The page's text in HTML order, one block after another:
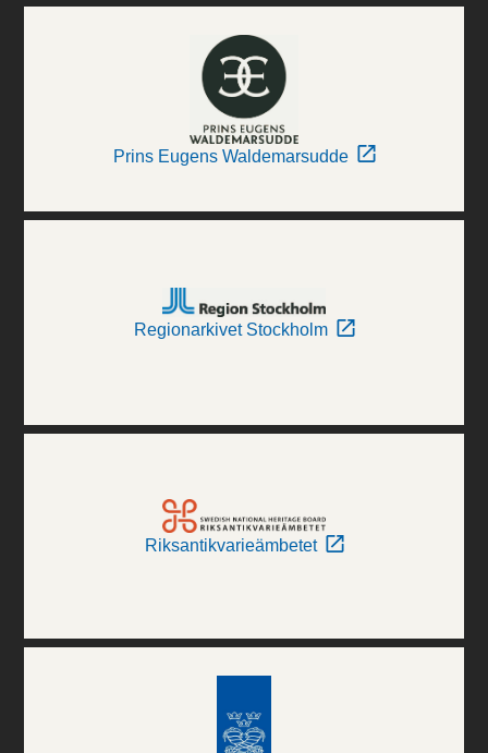
Prins Eugens Waldemarsudde
Regionarkivet Stockholm
Riksantikvarieämbetet